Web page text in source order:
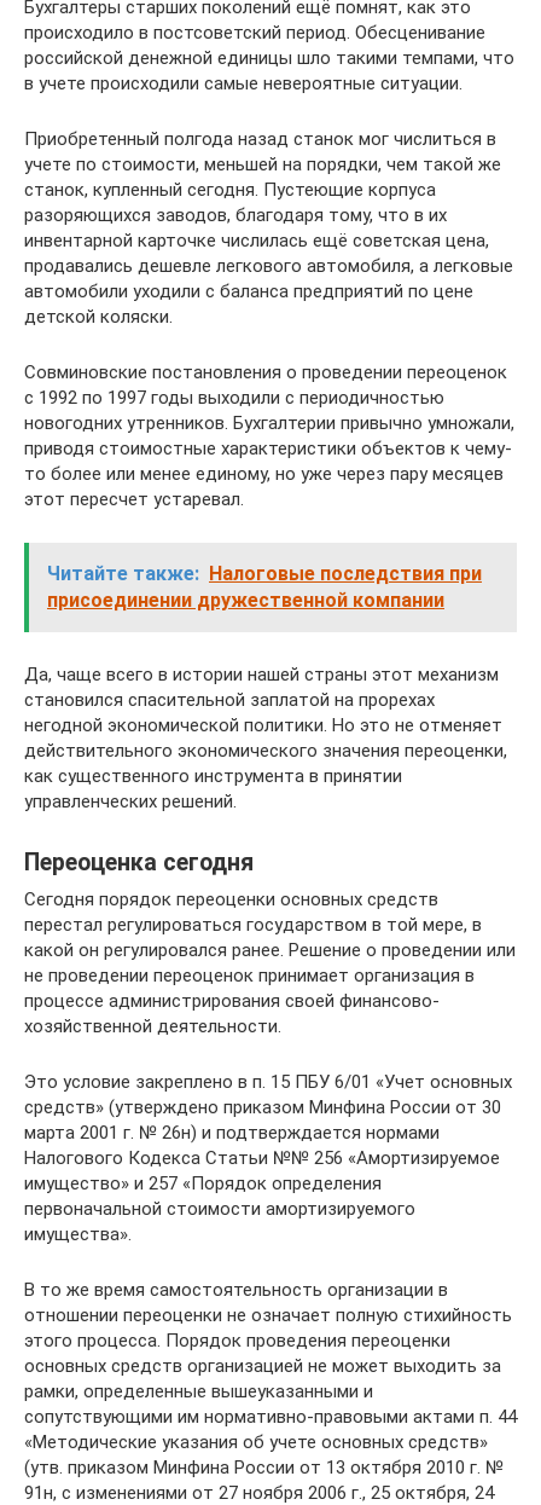
Бухгалтеры старших поколений ещё помнят, как это
происходило в постсоветский период. Обесценивание
российской денежной единицы шло такими темпами, что
в учете происходили самые невероятные ситуации.
Приобретенный полгода назад станок мог числиться в
учете по стоимости, меньшей на порядки, чем такой же
станок, купленный сегодня. Пустеющие корпуса
разоряющихся заводов, благодаря тому, что в их
инвентарной карточке числилась ещё советская цена,
продавались дешевле легкового автомобиля, а легковые
автомобили уходили с баланса предприятий по цене
детской коляски.
Совминовские постановления о проведении переоценок
с 1992 по 1997 годы выходили с периодичностью
новогодних утренников. Бухгалтерии привычно умножали,
приводя стоимостные характеристики объектов к чему-
то более или менее единому, но уже через пару месяцев
этот пересчет устаревал.
Читайте также: Налоговые последствия при
присоединении дружественной компании
Да, чаще всего в истории нашей страны этот механизм
становился спасительной заплатой на прорехах
негодной экономической политики. Но это не отменяет
действительного экономического значения переоценки,
как существенного инструмента в принятии
управленческих решений.
Переоценка сегодня
Сегодня порядок переоценки основных средств
перестал регулироваться государством в той мере, в
какой он регулировался ранее. Решение о проведении или
не проведении переоценок принимает организация в
процессе администрирования своей финансово-
хозяйственной деятельности.
Это условие закреплено в п. 15 ПБУ 6/01 «Учет основных
средств» (утверждено приказом Минфина России от 30
марта 2001 г. № 26н) и подтверждается нормами
Налогового Кодекса Статьи №№ 256 «Амортизируемое
имущество» и 257 «Порядок определения
первоначальной стоимости амортизируемого
имущества».
В то же время самостоятельность организации в
отношении переоценки не означает полную стихийность
этого процесса. Порядок проведения переоценки
основных средств организацией не может выходить за
рамки, определенные вышеуказанными и
сопутствующими им нормативно-правовыми актами п. 44
«Методические указания об учете основных средств»
(утв. приказом Минфина России от 13 октября 2010 г. №
91н, с изменениями от 27 ноября 2006 г., 25 октября, 24